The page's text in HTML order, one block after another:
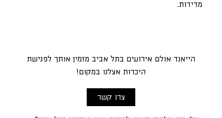
מדידות.
הייאנד אולם אירועים בתל אביב מזמין אותך לפגישת
היכרות אצלנו במקום!
צרו קשר